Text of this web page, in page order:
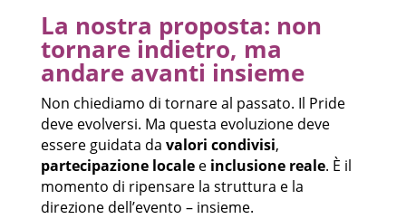
La nostra proposta: non
tornare indietro, ma
andare avanti insieme
Non chiediamo di tornare al passato. Il Pride
deve evolversi. Ma questa evoluzione deve
essere guidata da valori condivisi,
partecipazione localee inclusione reale. È il
momento di ripensare la struttura e la
direzione dell’evento – insieme.